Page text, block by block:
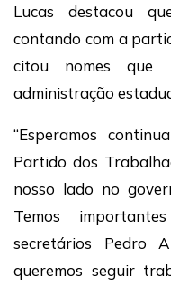
Lucas destacou
contando com a
citou nomes que
administração
“Esperamos
Partido dos
nosso lado no
Temos
secretários Pedro
queremos seguir